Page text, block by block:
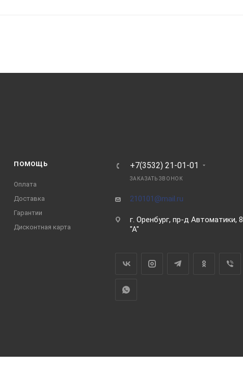
ПОМОЩЬ
Оплата
Доставка
Гарантии
Дисконтная карта
+7(3532) 21-01-01
ЗАКАЗАТЬ ЗВОНОК
210101@mail.ru
г. Оренбург, пр-д Автоматики, 8
"А"